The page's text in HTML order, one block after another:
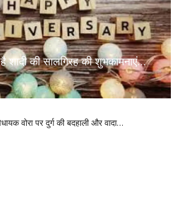
शादी की सालगिरह की शुभकामनाएं…
वोरा पर दुर्ग की बदहाली और वादा…